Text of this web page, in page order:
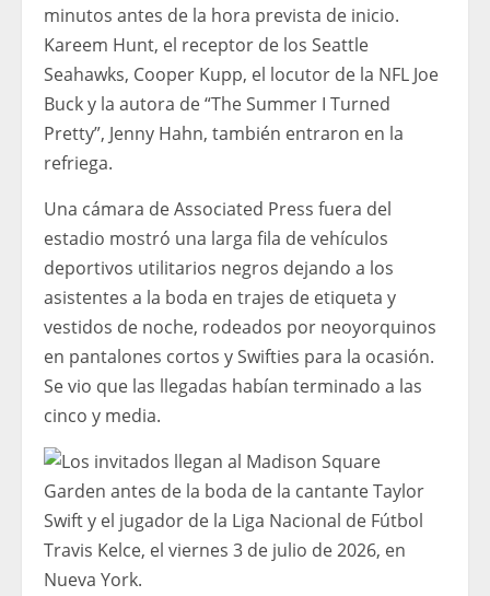
minutos antes de la hora prevista de inicio.
Kareem Hunt, el receptor de los Seattle
Seahawks, Cooper Kupp, el locutor de la NFL Joe
Buck y la autora de “The Summer I Turned
Pretty”, Jenny Hahn, también entraron en la
refriega.
Una cámara de Associated Press fuera del
estadio mostró una larga fila de vehículos
deportivos utilitarios negros dejando a los
asistentes a la boda en trajes de etiqueta y
vestidos de noche, rodeados por neoyorquinos
en pantalones cortos y Swifties para la ocasión.
Se vio que las llegadas habían terminado a las
cinco y media.